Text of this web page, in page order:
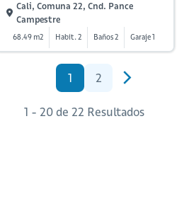
Cali, Comuna 22, Cnd. Pance
Campestre
68.49 m2 Habit. 2 Baños 2 Garaje 1
1 2
1 - 20 de 22 Resultados